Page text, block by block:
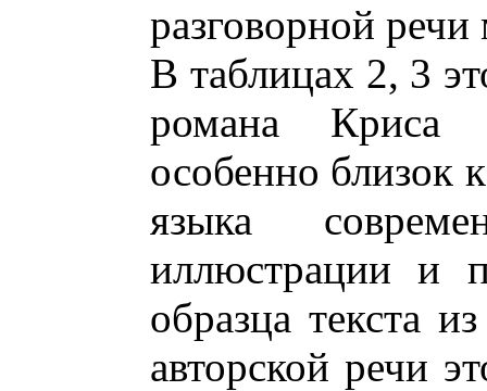
разговорной речи
В таблицах 2, 3
романа Криса
особенно близок
языка
иллюстрации и
образца текста
авторской речи